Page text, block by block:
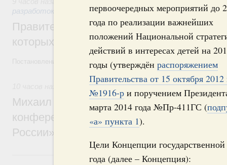
первоочередных мероприятий до
года по реализации важнейших
положений Национальной
действий в интересах детей на
годы (утверждён распоряжением
Правительства от 15 октября 2012
№1916-р и поручением
марта 2014 года №Пр-411ГС (
«а» пункта 1).
Цели Концепции
года (далее – Концепция):
разработок
Правительство расширило перечень
которых освобождаются от НДФЛ
Постановление от 5 августа 2026 года №978
Отрасль информационных технологий
Михаил Мишустин дал поручения по
конференции «Цифровая индустрия
России»
6 августа, четверг